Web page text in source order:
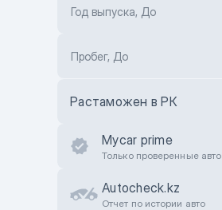
Год выпуска, До
Пробег, До
Растаможен в РК
Mycar prime
Только проверенные авто
Autocheck.kz
Отчет по истории авто